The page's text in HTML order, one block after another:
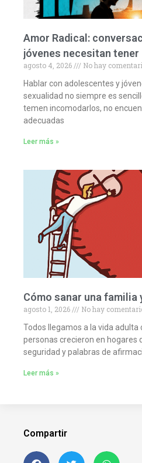
Amor Radical:
jóvenes necesitan tener
agosto 4, 2026
No hay
Hablar con adolescentes y
sexualidad no siempre es
temen incomodarlos, no
adecuadas
Leer más »
Cómo sanar una familia
agosto 1, 2026
No hay
Todos llegamos a la vida adulta
personas crecieron en hogares
seguridad y palabras de
Leer más »
Compartir